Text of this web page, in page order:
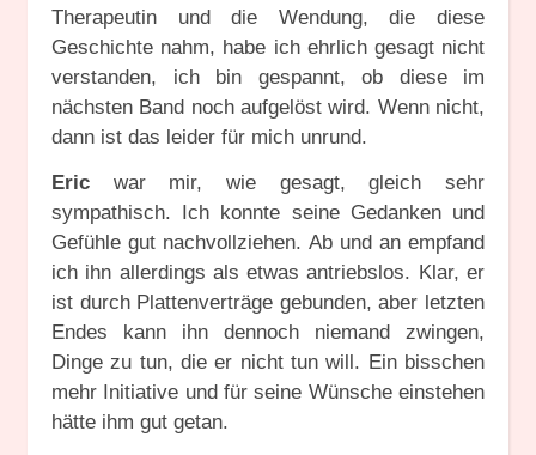
Therapeutin und die Wendung, die diese
Geschichte nahm, habe ich ehrlich gesagt nicht
verstanden, ich bin gespannt, ob diese im
nächsten Band noch aufgelöst wird. Wenn nicht,
dann ist das leider für mich unrund.
Eric war mir, wie gesagt, gleich sehr
sympathisch. Ich konnte seine Gedanken und
Gefühle gut nachvollziehen. Ab und an empfand
ich ihn allerdings als etwas antriebslos. Klar, er
ist durch Plattenverträge gebunden, aber letzten
Endes kann ihn dennoch niemand zwingen,
Dinge zu tun, die er nicht tun will. Ein bisschen
mehr Initiative und für seine Wünsche einstehen
hätte ihm gut getan.